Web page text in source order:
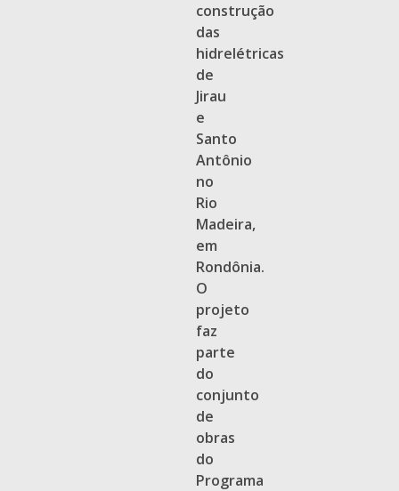
construção
das
hidrelétricas
de
Jirau
e
Santo
Antônio
no
Rio
Madeira,
em
Rondônia.
O
projeto
faz
parte
do
conjunto
de
obras
do
Programa